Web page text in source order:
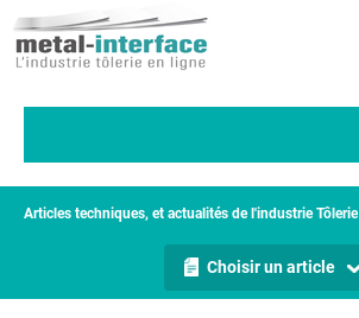
au
contenu
Articles techniques, et actualités de l'industrie Tôlerie
Choisir un article